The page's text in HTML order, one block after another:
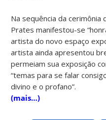
Na sequência da cerimônia
Prates manifestou-se
artista do novo espaço
artista ainda apresentou
permeiam sua exposição
“temas para se falar
divino e o profano”.
(mais…)